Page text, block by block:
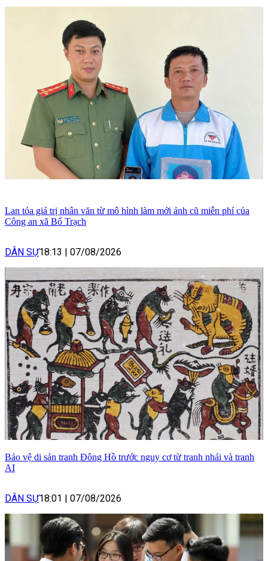
Lan tỏa giá trị nhân văn từ mô hình làm mới ảnh cũ miễn phí của
Công an xã Bố Trạch
DÂN SỰ18:13 | 07/08/2026
Bảo vệ di sản tranh Đông Hồ trước nguy cơ từ tranh nhái và tranh
AI
DÂN SỰ18:01 | 07/08/2026